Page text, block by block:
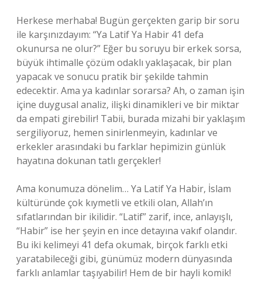
Herkese merhaba! Bugün gerçekten garip bir soru
ile karşınızdayım: “Ya Latif Ya Habir 41 defa
okunursa ne olur?” Eğer bu soruyu bir erkek sorsa,
büyük ihtimalle çözüm odaklı yaklaşacak, bir plan
yapacak ve sonucu pratik bir şekilde tahmin
edecektir. Ama ya kadınlar sorarsa? Ah, o zaman işin
içine duygusal analiz, ilişki dinamikleri ve bir miktar
da empati girebilir! Tabii, burada mizahi bir yaklaşım
sergiliyoruz, hemen sinirlenmeyin, kadınlar ve
erkekler arasındaki bu farklar hepimizin günlük
hayatına dokunan tatlı gerçekler!
Ama konumuza dönelim… Ya Latif Ya Habir, İslam
kültüründe çok kıymetli ve etkili olan, Allah’ın
sıfatlarından bir ikilidir. “Latif” zarif, ince, anlayışlı,
“Habir” ise her şeyin en ince detayına vakıf olandır.
Bu iki kelimeyi 41 defa okumak, birçok farklı etki
yaratabileceği gibi, günümüz modern dünyasında
farklı anlamlar taşıyabilir! Hem de bir hayli komik!